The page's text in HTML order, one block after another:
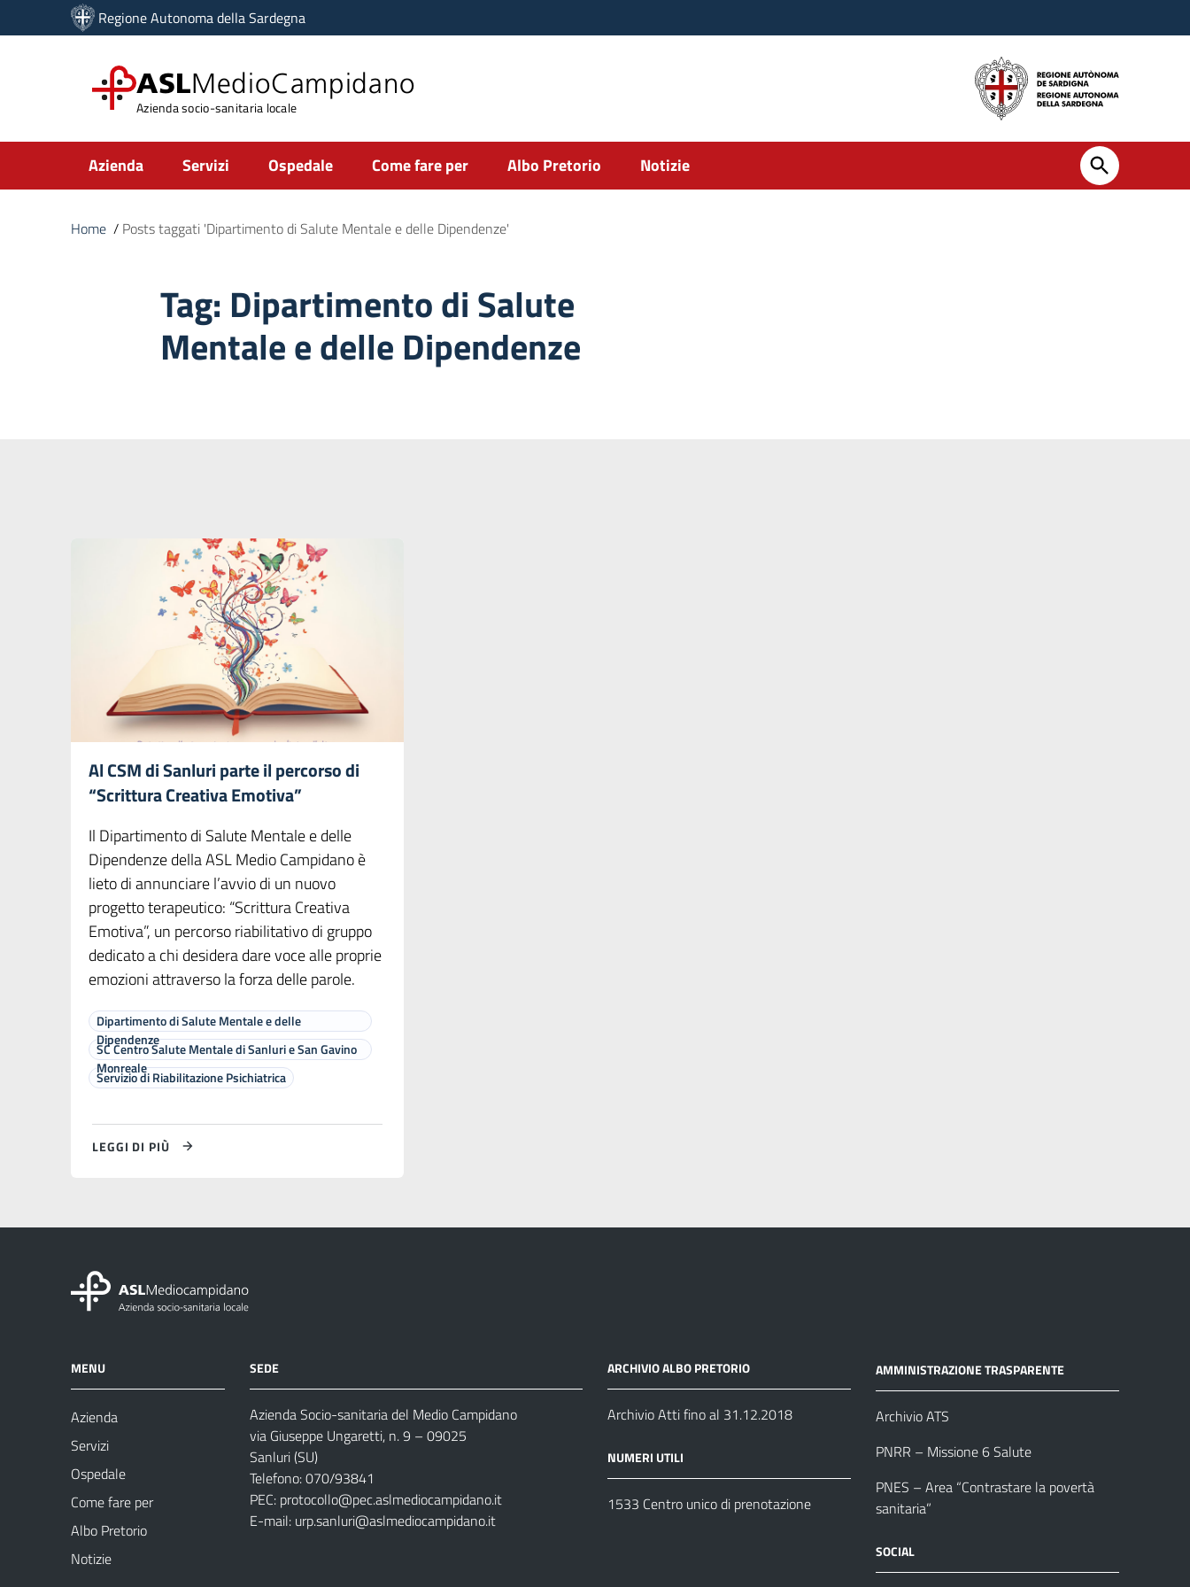
Vai ai contenuti
Vai al menu di navigazione
Regione Autonoma della Sardegna
ASLMedioCampidano
Azienda socio-sanitaria locale
Submenu
Azienda Servizi Ospedale Come fare per Albo Pretorio Notizie
Home / Posts taggati 'Dipartimento di Salute Mentale e delle Dipendenze'
Tag: Dipartimento di Salute
Mentale e delle Dipendenze
Al CSM di Sanluri parte il percorso di
“Scrittura Creativa Emotiva”
Il Dipartimento di Salute Mentale e delle
Dipendenze della ASL Medio Campidano è
lieto di annunciare l’avvio di un nuovo
progetto terapeutico: “Scrittura Creativa
Emotiva”, un percorso riabilitativo di gruppo
dedicato a chi desidera dare voce alle proprie
emozioni attraverso la forza delle parole.
Dipartimento di Salute Mentale e delle
Dipendenze
SC Centro Salute Mentale di Sanluri e San Gavino
Monreale
Servizio di Riabilitazione Psichiatrica
LEGGI DI PIÙ
MENU
Azienda
Servizi
Ospedale
Come fare per
Albo Pretorio
Notizie
SEDE
Azienda Socio-sanitaria del Medio Campidano
via Giuseppe Ungaretti, n. 9 – 09025
Sanluri (SU)
Telefono: 070/93841
PEC: protocollo@pec.aslmediocampidano.it
E-mail: urp.sanluri@aslmediocampidano.it
ARCHIVIO ALBO PRETORIO
Archivio Atti fino al 31.12.2018
NUMERI UTILI
1533 Centro unico di prenotazione
AMMINISTRAZIONE TRASPARENTE
Archivio ATS
PNRR – Missione 6 Salute
PNES – Area “Contrastare la povertà
sanitaria”
SOCIAL